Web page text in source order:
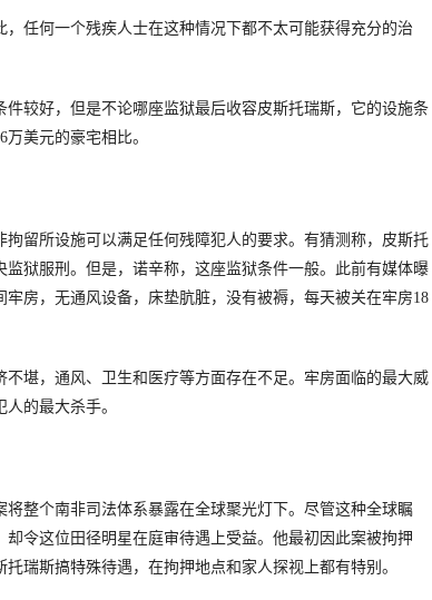
任何一个残疾人士在这种情况下都不太可能获得充分的治
较好，但是不论哪座监狱最后收容皮斯托瑞斯，它的设施条
美元的豪宅相比。
留所设施可以满足任何残障犯人的要求。有猜测称，皮斯托
狱服刑。但是，诺辛称，这座监狱条件一般。此前有媒体曝
房，无通风设备，床垫肮脏，没有被褥，每天被关在牢房18
堪，通风、卫生和医疗等方面存在不足。牢房面临的最大威
的最大杀手。
整个南非司法体系暴露在全球聚光灯下。尽管这种全球瞩
却令这位田径明星在庭审待遇上受益。他最初因此案被拘押
瑞斯搞特殊待遇，在拘押地点和家人探视上都有特别。